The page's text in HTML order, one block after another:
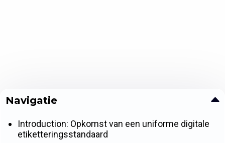
Navigatie
Introduction: Opkomst van een uniforme digitale
etiketteringsstandaard